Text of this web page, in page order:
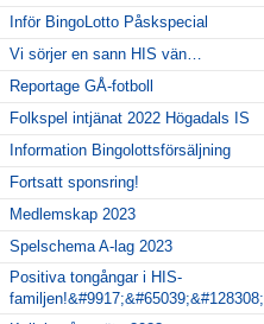
Inför BingoLotto Påskspecial
Vi sörjer en sann HIS vän…
Reportage GÅ-fotboll
Folkspel intjänat 2022 Högadals IS
Information Bingolottsförsäljning
Fortsatt sponsring!
Medlemskap 2023
Spelschema A-lag 2023
Positiva tongångar i HIS-
familjen!&#9917;&#65039;&#128308;